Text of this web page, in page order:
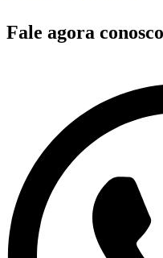
Fale agora